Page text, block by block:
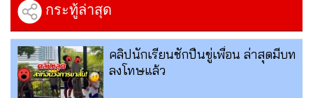
กระทู้ล่าสุด
คลิปนักเรียนชักปืนขู่เพื่อน ล่าสุดมีบท
ลงโทษแล้ว